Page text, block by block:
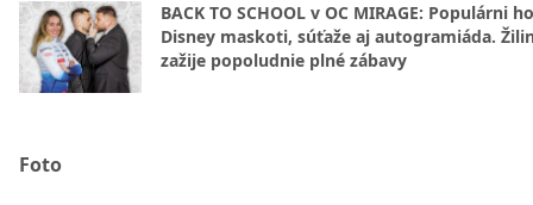
BACK TO SCHOOL v OC MIRAGE: Populárni
Disney maskoti, súťaže aj autogramiáda.
zažije popoludnie plné zábavy
Foto